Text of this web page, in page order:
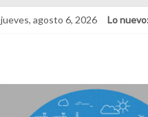
jueves, agosto 6, 2026 Lo